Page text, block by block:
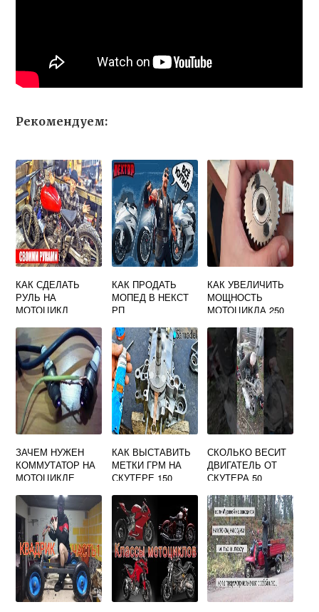
Рекомендуем:
КАК СДЕЛАТЬ
РУЛЬ НА
МОТОЦИКЛ
КАК ПРОДАТЬ
МОПЕД В НЕКСТ
РП
КАК УВЕЛИЧИТЬ
МОЩНОСТЬ
МОТОЦИКЛА 250
КИТАЙСКОГО
ЗАЧЕМ НУЖЕН
КОММУТАТОР НА
МОТОЦИКЛЕ
КАК ВЫСТАВИТЬ
МЕТКИ ГРМ НА
СКУТЕРЕ 150
СКОЛЬКО ВЕСИТ
ДВИГАТЕЛЬ ОТ
СКУТЕРА 50